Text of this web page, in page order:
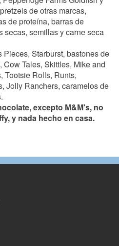
de otras marcas,
de proteína, barras de
secas, semillas y carne seca
Pieces, Starburst, bastones de
Tales, Skittles, Mike and
Tootsie Rolls, Runts,
Jolly Ranchers, caramelos de
excepto M&M's, no
y nada hecho en casa.